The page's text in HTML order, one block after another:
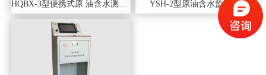
HQBX-3型便携式原 油含水测定仪 YSH-2型原油含水监测仪